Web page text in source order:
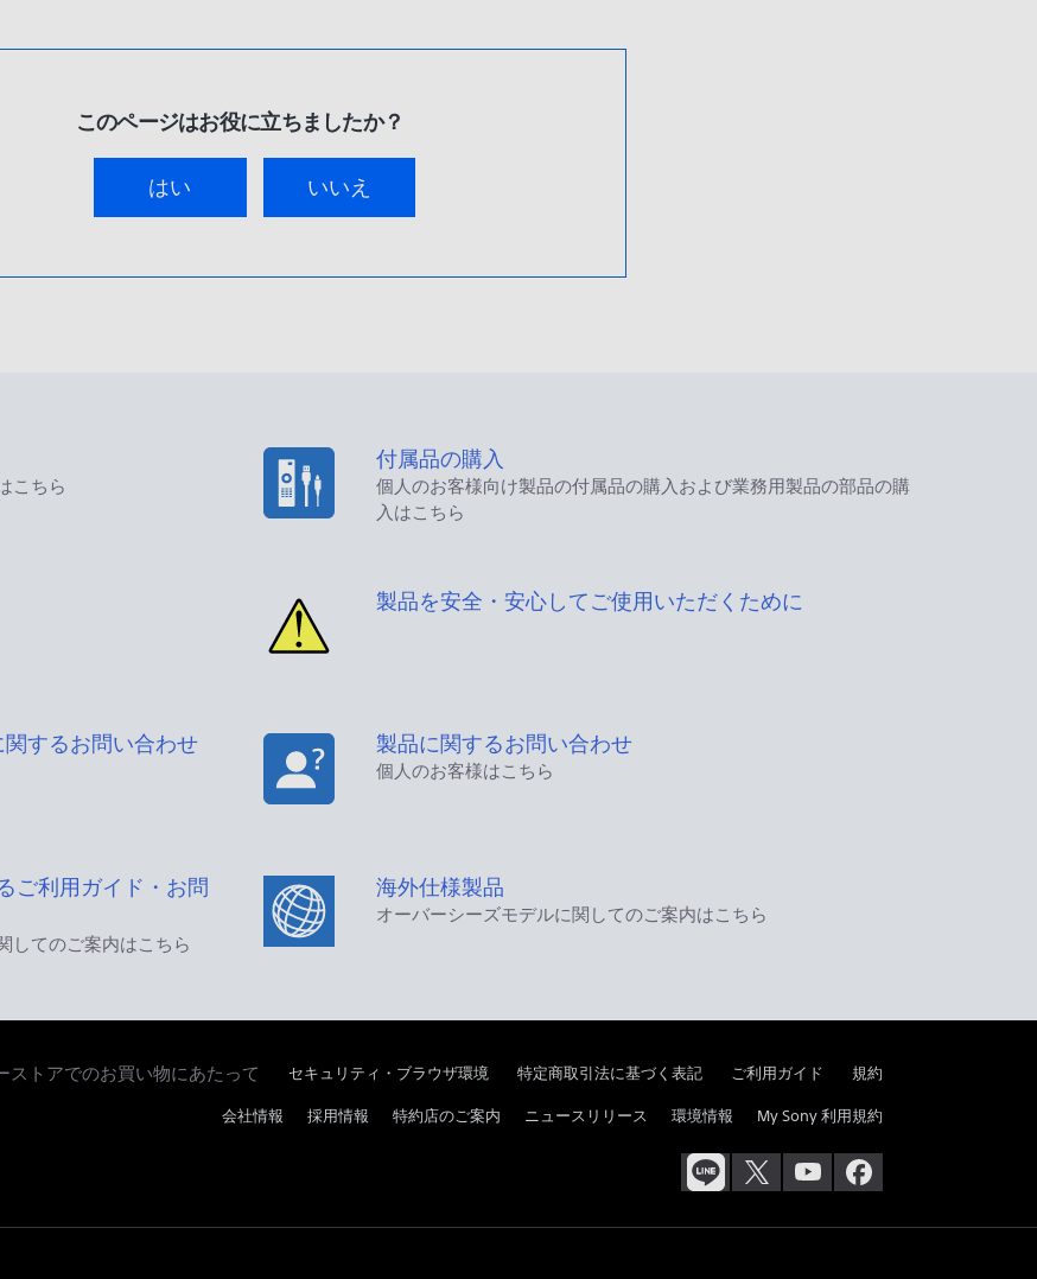
このページはお役に立ちましたか？
はい いいえ
こちら
付属品の購入
個人のお客様向け製品の付属品の購入および業務用製品の部品の購
入はこちら
製品を安全・安心してご使用いただくために
するお問い合わせ 製品に関するお問い合わせ
個人のお客様はこちら
ご利用ガイド・お問
してのご案内はこちら
海外仕様製品
オーバーシーズモデルに関してのご案内はこちら
ストアでのお買い物にあたって セキュリティ・ブラウザ環境 特定商取引法に基づく表記 ご利用ガイド 規約
会社情報 採用情報 特約店のご案内 ニュースリリース 環境情報 My Sony 利用規約